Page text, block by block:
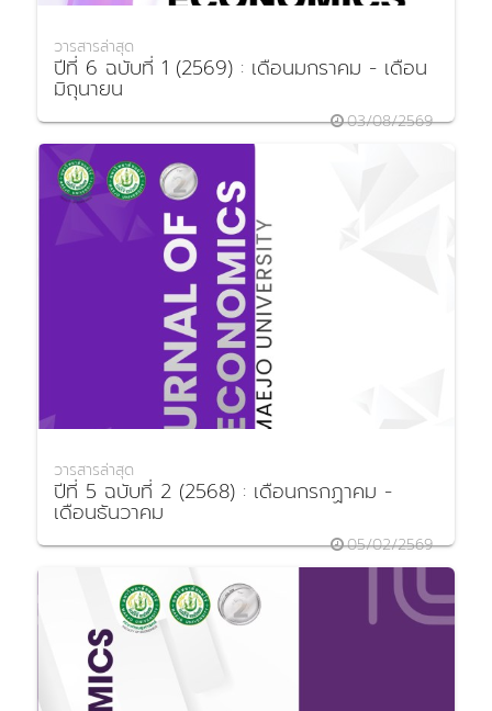
วารสารล่าสุด
ปีที่ 6 ฉบับที่ 1 (2569) : เดือนมกราคม - เดือน
มิถุนายน
03/08/2569
วารสารล่าสุด
ปีที่ 5 ฉบับที่ 2 (2568) : เดือนกรกฏาคม -
เดือนธันวาคม
05/02/2569